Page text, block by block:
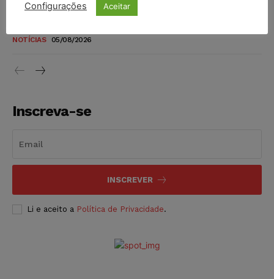
Conselho Nacional de Justiça determina afastamento da
NOTÍCIAS 05/08/2026
Inscreva-se
INSCREVER
Li e aceito a Política de Privacidade.
Configurações Aceitar